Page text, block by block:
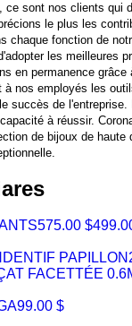
ce sont nos clients qui
le plus les
chaque fonction de
les meilleures
en permanence grâce
nos employés les
succès de
à réussir.
de bijoux de haute
575.00 $
PAPILLON
FACETTÉE
99.00 $